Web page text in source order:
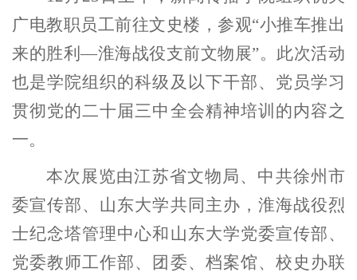
广电教职员工前往文史楼，参观“小推车推出
来的胜利—淮海战役支前文物展”。此次活动
也是学院组织的科级及以下干部、党员学习
贯彻党的二十届三中全会精神培训的内容之
一。
本次展览由江苏省文物局、中共徐州市
委宣传部、山东大学共同主办，淮海战役烈
士纪念塔管理中心和山东大学党委宣传部、
党委教师工作部、团委、档案馆、校史办联